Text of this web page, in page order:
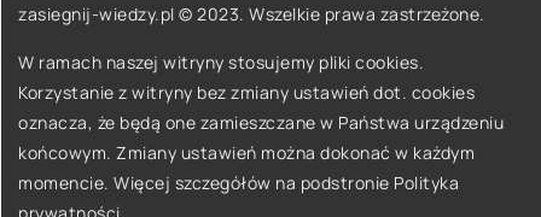
zasiegnij-wiedzy.pl © 2023. Wszelkie prawa zastrzeżone.
W ramach naszej witryny stosujemy pliki cookies.
Korzystanie z witryny bez zmiany ustawień dot. cookies
oznacza, że będą one zamieszczane w Państwa urządzeniu
końcowym. Zmiany ustawień można dokonać w każdym
momencie. Więcej szczegółów na podstronie Polityka